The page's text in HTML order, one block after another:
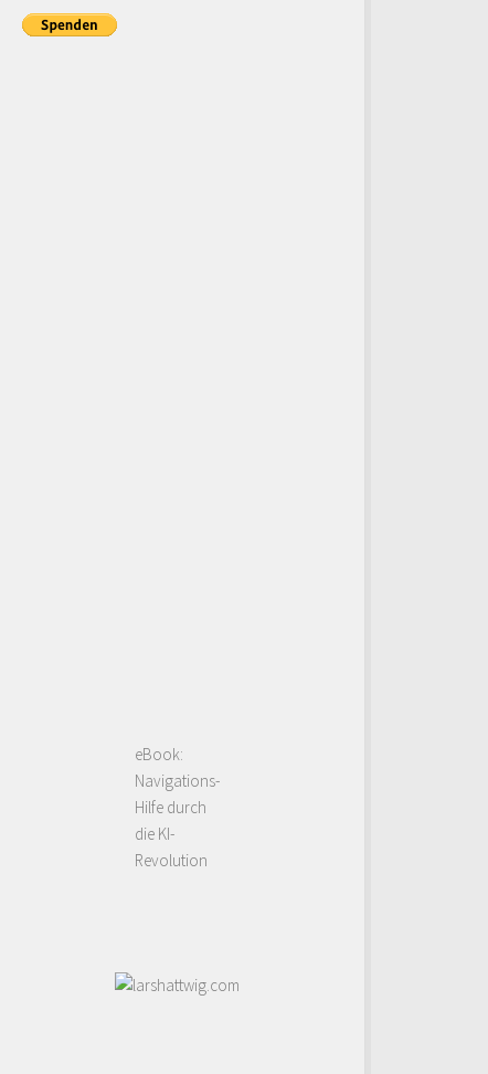
eBook:
Navigations-
Hilfe durch
die KI-
Revolution